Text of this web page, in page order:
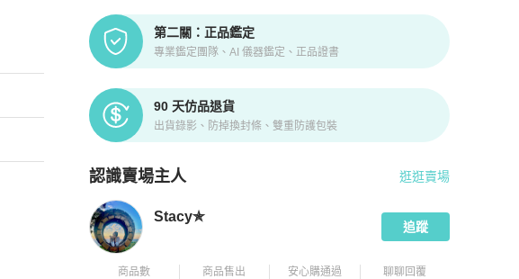
第二關：正品鑑定
專業鑑定團隊、AI 儀器鑑定、正品證書
90 天仿品退貨
出貨錄影、防掉換封條、雙重防護包裝
認識賣場主人
PopChill 拍拍圈嚴選賣家
逛逛賣場
Stacy✯
追蹤
商品數 商品售出 安心購通過 聊聊回覆